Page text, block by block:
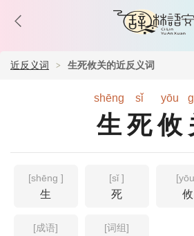
近反义词 生死攸关的近反义词
shēng sǐ yōu
生死攸
[shēng ]
生
[sǐ ]
死 攸
[成语] [词组]